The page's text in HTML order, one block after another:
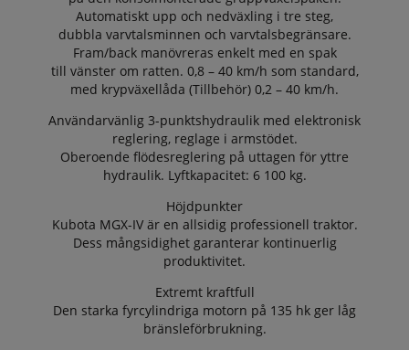
Automatiskt upp och nedväxling i tre steg,
dubbla varvtalsminnen och varvtalsbegränsare.
Fram/back manövreras enkelt med en spak
till vänster om ratten. 0,8 – 40 km/h som standard,
med krypväxellåda (Tillbehör) 0,2 – 40 km/h.
Användarvänlig 3-punktshydraulik med elektronisk
reglering, reglage i armstödet.
Oberoende flödesreglering på uttagen för yttre
hydraulik. Lyftkapacitet: 6 100 kg.
Höjdpunkter
Kubota MGX-IV är en allsidig professionell traktor.
Dess mångsidighet garanterar kontinuerlig
produktivitet.
Extremt kraftfull
Den starka fyrcylindriga motorn på 135 hk ger låg
bränsleförbrukning.